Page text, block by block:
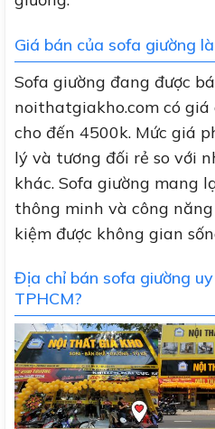
Giá bán của sofa giường
Sofa giường đang được
noithatgiakho.com có
cho đến 4500k. Mức giá
lý và tương đối rẻ so với
khác. Sofa giường mang
thông minh và công
kiệm được không gian
Địa chỉ bán sofa giường
TPHCM?